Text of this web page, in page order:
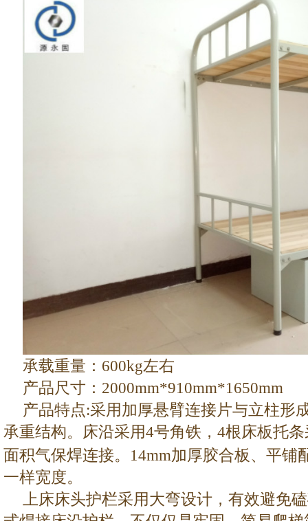
承载重量： 600kg左右
产品尺寸： 2000mm*910mm*1650mm
产品特点:采用加厚悬臂连接片与立柱形
承重结构。床沿采用4号角铁 ，4根床板托
面积气保焊连接。 14mm加厚胶合板、 平铺
一样宽度。
上床床头护栏采用大弯设计，有效避免